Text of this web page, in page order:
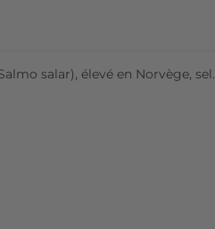
salar), élevé en Norvège, sel.